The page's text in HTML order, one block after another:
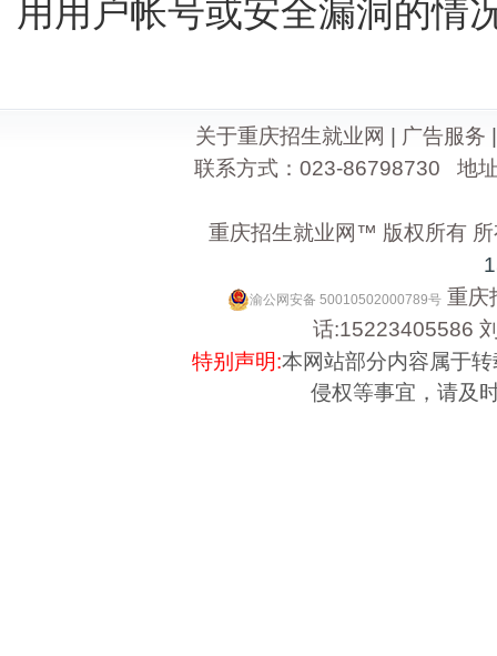
用用户帐号或安全漏洞的情
关于重庆招生就业网 | 广告服务
联系方式：023-86798730 地
重庆招生就业网™ 版权所有
渝公网安备 50010502000789号 重庆
话:15223405586
特别声明:本网站部分内容属于
侵权等事宜，请及